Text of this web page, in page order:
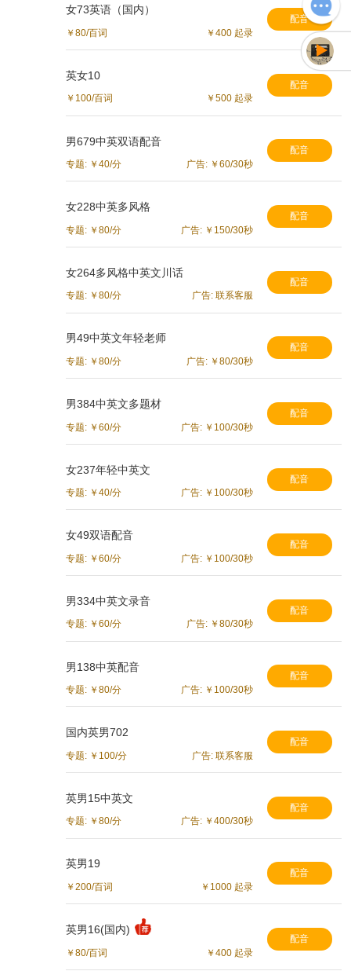
女73英语（国内）
￥80/百词 ￥400 起录
配音
英女10
￥100/百词 ￥500 起录
配音
男679中英双语配音
专题: ￥40/分 广告: ￥60/30秒
配音
女228中英多风格
专题: ￥80/分 广告: ￥150/30秒
配音
女264多风格中英文川话
专题: ￥80/分 广告: 联系客服
配音
男49中英文年轻老师
专题: ￥80/分 广告: ￥80/30秒
配音
男384中英文多题材
专题: ￥60/分 广告: ￥100/30秒
配音
女237年轻中英文
专题: ￥40/分 广告: ￥100/30秒
配音
女49双语配音
专题: ￥60/分 广告: ￥100/30秒
配音
男334中英文录音
专题: ￥60/分 广告: ￥80/30秒
配音
男138中英配音
专题: ￥80/分 广告: ￥100/30秒
配音
国内英男702
专题: ￥100/分 广告: 联系客服
配音
英男15中英文
专题: ￥80/分 广告: ￥400/30秒
配音
英男19
￥200/百词 ￥1000 起录
配音
英男16(国内)
￥80/百词 ￥400 起录
配音
未加载声音